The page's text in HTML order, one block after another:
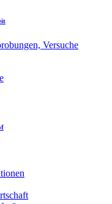
Versuche